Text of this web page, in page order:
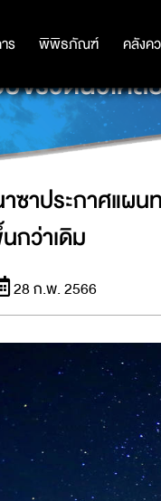
ร พิพิธภัณฑ์ คลังค
ร พิพิธภัณฑ์ คลังค
รวดนิวเคลี
ซาประกาศแผน
กว่าเดิม
28 ก.พ. 2566